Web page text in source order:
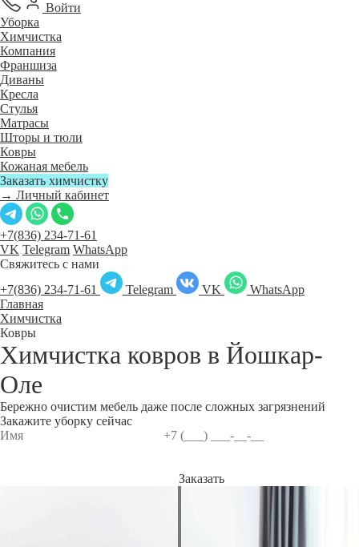
Войти
Уборка
Химчистка
Компания
Франшиза
Диваны
Кресла
Стулья
Матрасы
Шторы и тюли
Ковры
Кожаная мебель
Заказать химчистку
→ Личный кабинет
+7(836) 234-71-61
VK Telegram WhatsApp
Свяжитесь с нами
+7(836) 234-71-61
Telegram VK
WhatsApp
Главная
Химчистка
Ковры
Химчистка ковров в Йошкар-
Оле
Бережно очистим мебель даже после сложных загрязнений
Закажите уборку сейчас
Заказать